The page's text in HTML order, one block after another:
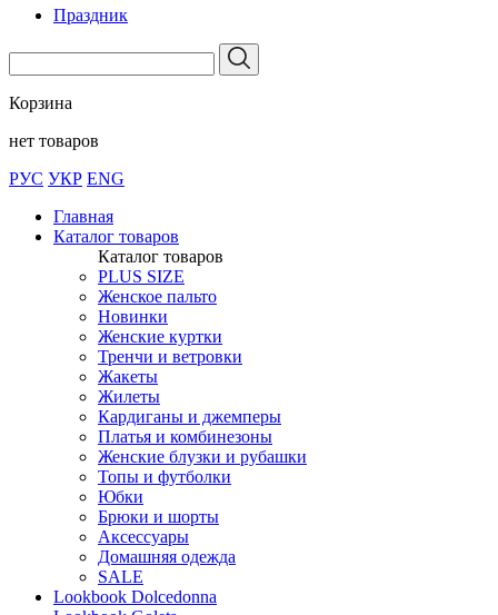
Праздник
Корзина
нет товаров
РУС УКР ENG
Главная
Каталог товаров
Каталог товаров
PLUS SIZE
Женское пальто
Новинки
Женские куртки
Тренчи и ветровки
Жакеты
Жилеты
Кардиганы и джемперы
Платья и комбинезоны
Женские блузки и рубашки
Топы и футболки
Юбки
Брюки и шорты
Аксессуары
Домашняя одежда
SALE
Lookbook Dolcedonna